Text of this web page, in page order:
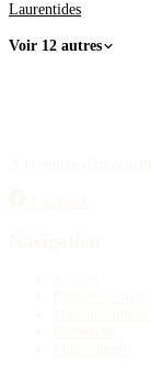
Laurentides
Voir 12 autres